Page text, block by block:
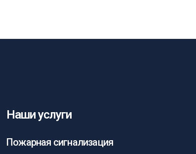
Наши услуги
Пожарная сигнализация